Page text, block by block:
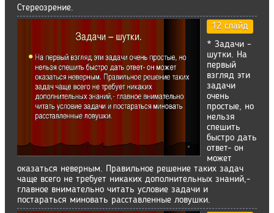
Стереозрение.
12 слайд
* Задачи –
шутки. На
первый
взгляд эти
задачи
очень
простые, но
нельзя
спешить
быстро дать
ответ- он
может
оказаться неверным. Правильное решение таких задач
чаще всего не требует никаких дополнительных знаний,-
главное внимательно читать условие задачи и
постараться миновать расставленные ловушки.